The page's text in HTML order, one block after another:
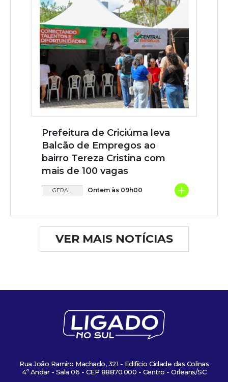
Prefeitura de Criciúma leva
Balcão de Empregos ao
bairro Tereza Cristina com
mais de 100 vagas
GERAL Ontem às 09h00 +
VER MAIS NOTÍCIAS
Rua João Ramiro Machado, 321 - Edifício Cidade das Colinas
4º Andar - Sala 06 - CEP 88870.000 - Centro - Orleans/SC